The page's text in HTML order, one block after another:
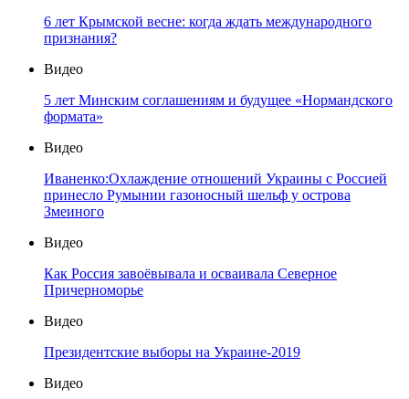
6 лет Крымской весне: когда ждать международного
признания?
Видео
5 лет Минским соглашениям и будущее «Нормандского
формата»
Видео
Иваненко:Охлаждение отношений Украины с Россией
принесло Румынии газоносный шельф у острова
Змеиного
Видео
Как Россия завоёвывала и осваивала Северное
Причерноморье
Видео
Президентские выборы на Украине-2019
Видео